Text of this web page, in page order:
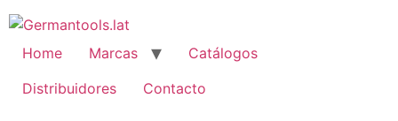
Skip
to
content
Home Marcas
Catálogos
Distribuidores
Contacto